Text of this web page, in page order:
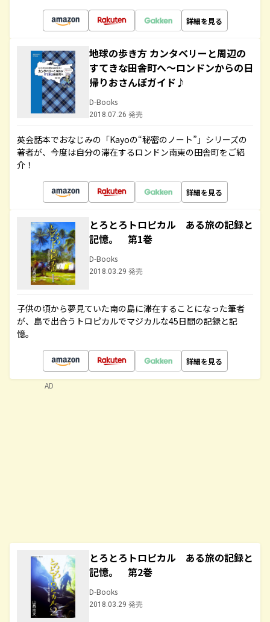
詳細を見る
地球の歩き方 カンタベリーと周辺の
すてきな田舎町へ～ロンドンからの日
帰りおさんぽガイド♪
D-Books
2018.07.26 発売
英会話本でおなじみの「Kayoの“秘密のノート”」シリーズの
著者が、今度は自分の滞在するロンドン南東の田舎町をご紹
介！
詳細を見る
とろとろトロピカル ある旅の記録と
記憶。 第1巻
D-Books
2018.03.29 発売
子供の頃から夢見ていた南の島に滞在することになった筆者
が、島で出合うトロピカルでマジカルな45日間の記録と記
憶。
詳細を見る
とろとろトロピカル ある旅の記録と
記憶。 第2巻
D-Books
2018.03.29 発売
AD